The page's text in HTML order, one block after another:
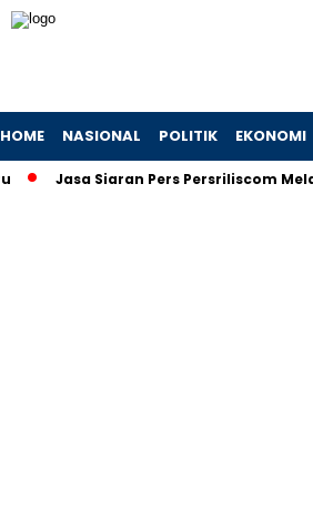
HOME NASIONAL POLITIK EKONOMI
Jasa Siaran Pers Persriliscom